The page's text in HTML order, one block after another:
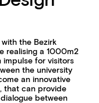
the Bezirk
realising a 1000m2
impulse for visitors
the university
an innovative
that can provide
between